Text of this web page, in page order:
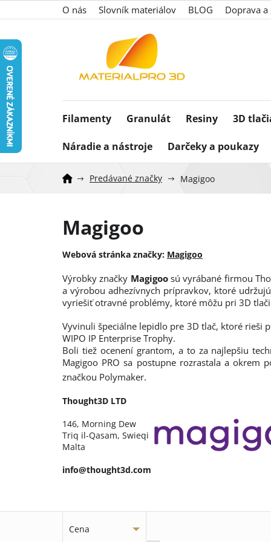
na
O nás Slovník materiálov BLOG Doprava
Filamenty Granulát Resiny 3D
Náradie a nástroje Darčeky a poukazy
Predávané značky Magigoo
Magigoo
Webová stránka značky: Magigoo
Výrobky značky Magigoosú vyrábané firmou
a výrobou adhezívnych prípravkov, ktoré
vyriešiť otravné problémy, ktoré môžu pri 3D
Vyvinuli špeciálne lepidlo pre 3D tlač, ktoré rieši
WIPO IP Enterprise Trophy.
Boli tiež ocenení grantom, a to za najlepšiu
Magigoo PRO sa postupne rozrastala a okrem
značkou Polymaker.
Thought3D LTD
146, Morning Dew
Triq il-Qasam, Swieqi
Malta
info@thought3d.com
Cena